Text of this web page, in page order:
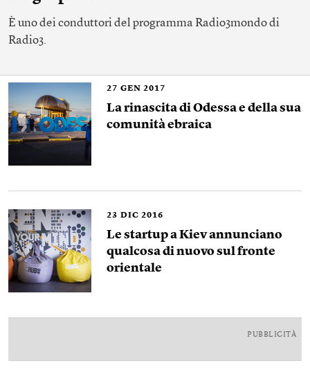
È uno dei conduttori del programma Radio3mondo di
Radio3.
27 GEN 2017
La rinascita di Odessa e della sua
comunità ebraica
23 DIC 2016
Le startup a Kiev annunciano
qualcosa di nuovo sul fronte
orientale
PUBBLICITÀ